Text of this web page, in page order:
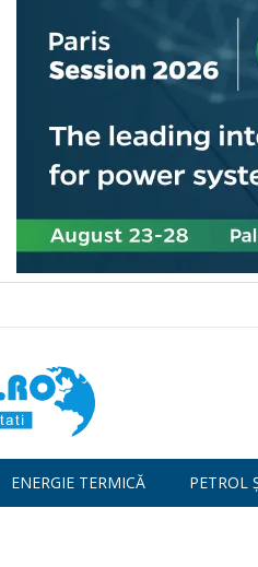
ENERGIE TERMICĂ PETROL